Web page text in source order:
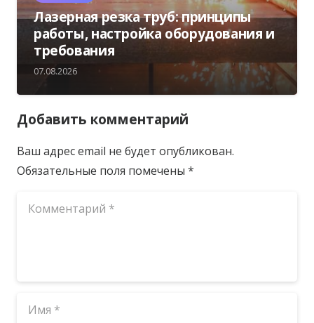
Лазерная резка труб: принципы
работы, настройка оборудования и
требования
07.08.2026
Добавить комментарий
Ваш адрес email не будет опубликован.
Обязательные поля помечены *